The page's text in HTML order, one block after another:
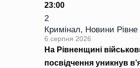
23:00
2
Кримінал, Новини Рівне
6 серпня 2026
На Рівненщині
посвідчення уникнув